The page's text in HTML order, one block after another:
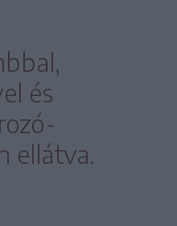
és
ellátva.